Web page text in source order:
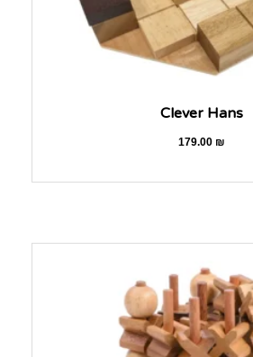
Clever Hans
179.00₪